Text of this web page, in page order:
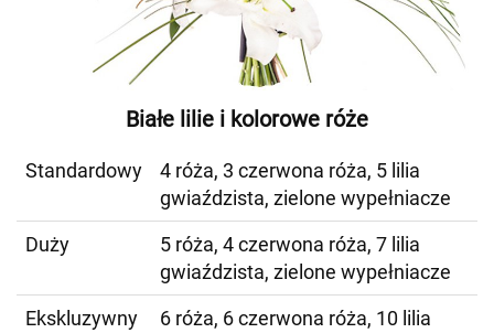
Białe lilie i kolorowe róże
Standardowy
4 róża, 3 czerwona róża, 5 lilia
gwiaździsta, zielone wypełniacze
Duży
5 róża, 4 czerwona róża, 7 lilia
gwiaździsta, zielone wypełniacze
Ekskluzywny
6 róża, 6 czerwona róża, 10 lilia